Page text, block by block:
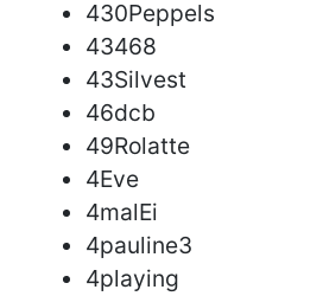
430Peppels
43468
43Silvest
46dcb
49Rolatte
4Eve
4malEi
4pauline3
4playing